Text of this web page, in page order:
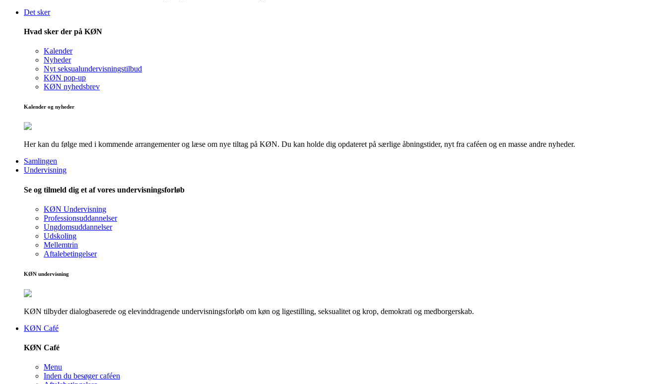
Det sker
Hvad sker der på KØN
Kalender
Nyheder
Nyt seksualundervisningstilbud
KØN pop-up
KØN nyhedsbrev
Kalender og nyheder
Her kan du følge med i kommende arrangementer og læse om nye tiltag på KØN. Du kan holde dig opdateret på særlige åbningstider, nyt fra caféen og en masse andre nyheder.
Samlingen
Undervisning
Se og tilmeld dig et af vores undervisningsforløb
KØN Undervisning
Professionsuddannelser
Ungdomsuddannelser
Udskoling
Mellemtrin
Aftalebetingelser
KØN undervisning
KØN tilbyder dialogbaserede og elevinddragende undervisningsforløb om køn og ligestilling, seksualitet og krop, demokrati og medborgerskab.
KØN Café
KØN Café
Menu
Inden du besøger caféen